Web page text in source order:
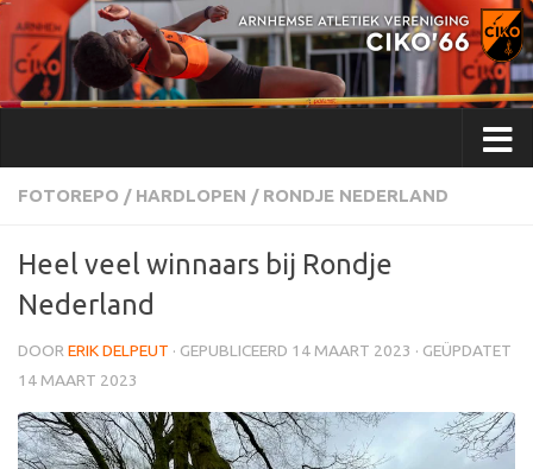
Doorgaan naar inhoud
FOTOREPO / HARDLOPEN / RONDJE NEDERLAND
Heel veel winnaars bij Rondje
Nederland
DOOR ERIK DELPEUT · GEPUBLICEERD 14 MAART 2023 · GEÜPDATET
14 MAART 2023